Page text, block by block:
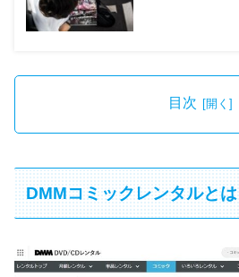
目次
DMMコミックレンタルとは